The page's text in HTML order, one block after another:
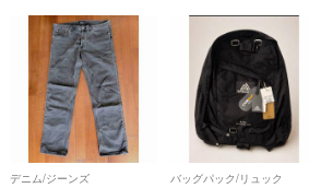
デニム/ジーンズ バッグパック/リュック